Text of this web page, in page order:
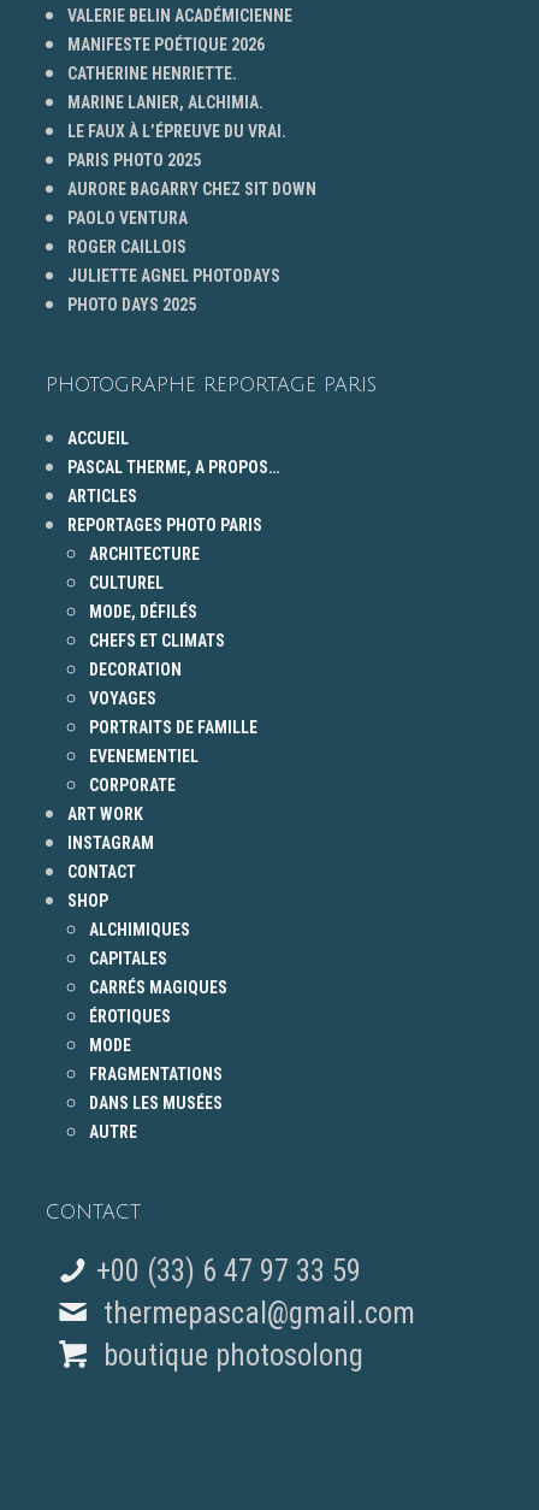
VALERIE BELIN ACADÉMICIENNE
MANIFESTE POÉTIQUE 2026
CATHERINE HENRIETTE.
MARINE LANIER, ALCHIMIA.
LE FAUX À L’ÉPREUVE DU VRAI.
PARIS PHOTO 2025
AURORE BAGARRY CHEZ SIT DOWN
PAOLO VENTURA
ROGER CAILLOIS
JULIETTE AGNEL PHOTODAYS
PHOTO DAYS 2025
PHOTOGRAPHE REPORTAGE PARIS
ACCUEIL
PASCAL THERME, A PROPOS…
ARTICLES
REPORTAGES PHOTO PARIS
ARCHITECTURE
CULTUREL
MODE, DÉFILÉS
CHEFS ET CLIMATS
DECORATION
VOYAGES
PORTRAITS DE FAMILLE
EVENEMENTIEL
CORPORATE
ART WORK
INSTAGRAM
CONTACT
SHOP
ALCHIMIQUES
CAPITALES
CARRÉS MAGIQUES
ÉROTIQUES
MODE
FRAGMENTATIONS
DANS LES MUSÉES
AUTRE
CONTACT
+00 (33) 6 47 97 33 59
thermepascal@gmail.com
boutique photosolong